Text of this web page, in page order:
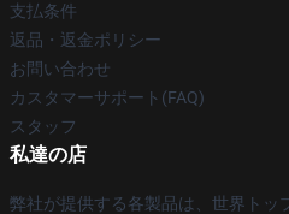
支払条件
返品・返金ポリシー
お問い合わせ
カスタマーサポート(FAQ)
スタッフ
私達の店
弊社が提供する各製品は、世界トッ